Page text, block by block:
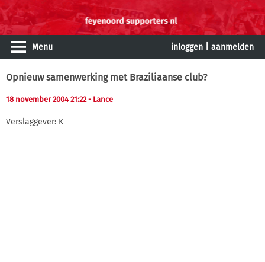
Menu inloggen aanmelden
Opnieuw samenwerking met Braziliaanse club?
18 november 2004 21:22- Lance
Verslaggever: K